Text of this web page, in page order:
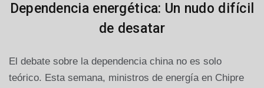
Dependencia energética: Un nudo difícil
de desatar
El debate sobre la dependencia china no es solo
teórico. Esta semana, ministros de energía en Chipre